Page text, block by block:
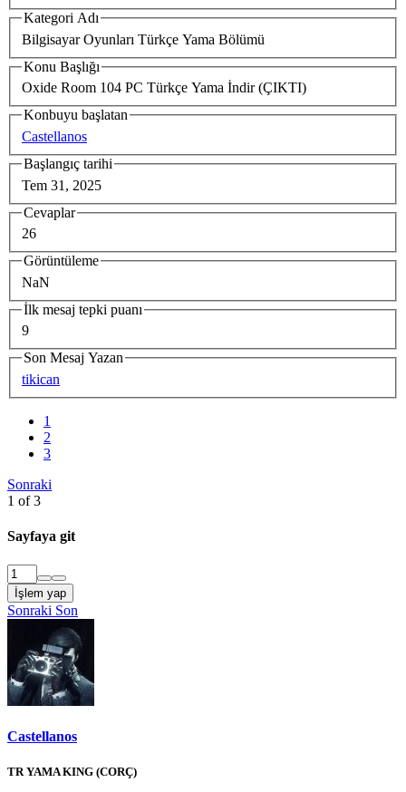
Kategori Adı
Bilgisayar Oyunları Türkçe Yama Bölümü
Konu Başlığı
Oxide Room 104 PC Türkçe Yama İndir (ÇIKTI)
Konbuyu başlatan
Castellanos
Başlangıç tarihi
Tem 31, 2025
Cevaplar
26
Görüntüleme
NaN
İlk mesaj tepki puanı
9
Son Mesaj Yazan
tikican
1
2
3
Sonraki
1 of 3
Sayfaya git
İşlem yap
Sonraki Son
Castellanos
TR YAMA KING (CORÇ)